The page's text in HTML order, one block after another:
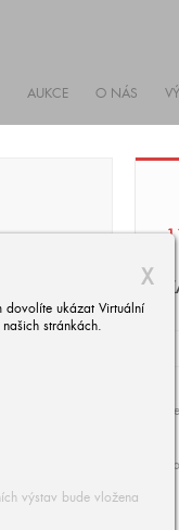
AUKCE O NÁS
X
dovolíte ukázat Virtuální
stránkách.
výstav bude vložena